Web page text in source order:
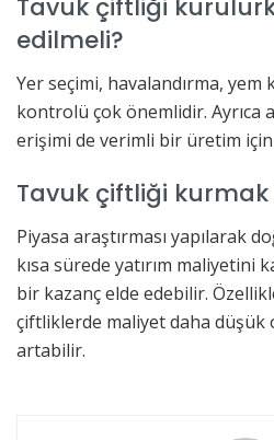
Tavuk çiftliği
edilmeli?
Yer seçimi, havalandırma,
kontrolü çok önemlidir. Ayrıca
erişimi de verimli bir üretim
Tavuk çiftliği kurmak
Piyasa araştırması yapılarak
kısa sürede yatırım maliyetini
bir kazanç elde edebilir.
çiftliklerde maliyet daha düşük
artabilir.